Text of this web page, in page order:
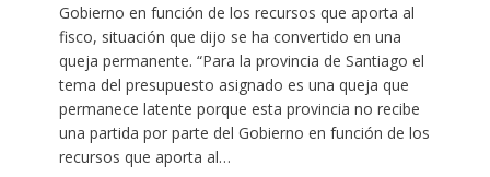
Gobierno en función de los recursos que aporta al
fisco, situación que dijo se ha convertido en una
queja permanente. “Para la provincia de Santiago el
tema del presupuesto asignado es una queja que
permanece latente porque esta provincia no recibe
una partida por parte del Gobierno en función de los
recursos que aporta al…